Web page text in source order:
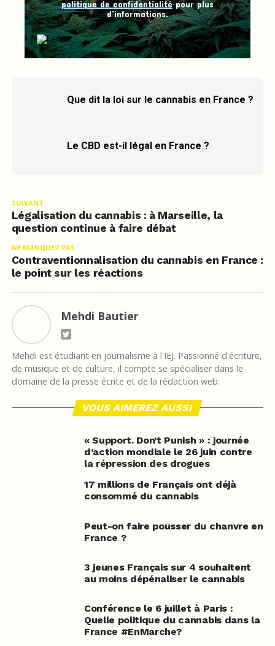
politique de confidentialitépour plus
d’informations.
Que dit la loi sur le cannabis en France ?
Le CBD est-il légal en France ?
SUIVANT
Légalisation du cannabis : à Marseille, la
question continue à faire débat
NE MANQUEZ PAS
Contraventionnalisation du cannabis en France :
le point sur les réactions
Mehdi Bautier
Mehdi est étudiant en journalisme à l'IEJ. Passionné d'écriture,
de musique et de culture, il compte se spécialiser dans le
domaine de la presse écrite et de la rédaction web.
VOUS AIMEREZ AUSSI
« Support. Don’t Punish » : journée
d’action mondiale le 26 juin contre
la répression des drogues
17 millions de Français ont déjà
consommé du cannabis
Peut-on faire pousser du chanvre en
France ?
3 jeunes Français sur 4 souhaitent
au moins dépénaliser le cannabis
Conférence le 6 juillet à Paris :
Quelle politique du cannabis dans la
France #EnMarche?